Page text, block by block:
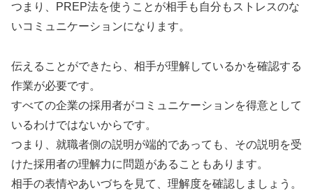
つまり、PREP法を使うことが相手も自分もストレスのな
いコミュニケーションになります。
伝えることができたら、相手が理解しているかを確認する
作業が必要です。
すべての企業の採用者がコミュニケーションを得意として
いるわけではないからです。
つまり、就職者側の説明が端的であっても、その説明を受
けた採用者の理解力に問題があることもあります。
相手の表情やあいづちを見て、理解度を確認しましょう。